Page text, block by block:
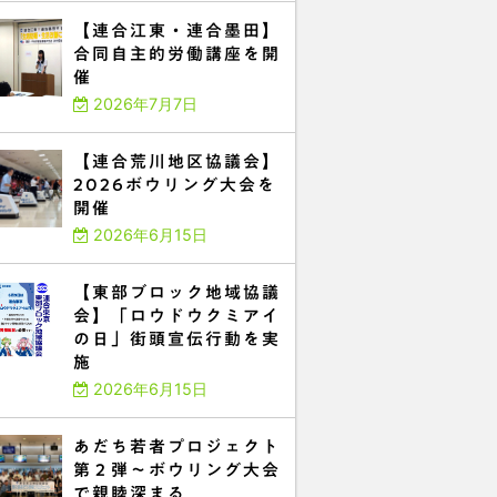
【連合江東・連合墨田】
合同自主的労働講座を開
催
2026年7月7日
【連合荒川地区協議会】
2026ボウリング大会を
開催
2026年6月15日
【東部ブロック地域協議
会】「ロウドウクミアイ
の日」街頭宣伝行動を実
施
2026年6月15日
あだち若者プロジェクト
第２弾～ボウリング大会
で親睦深まる